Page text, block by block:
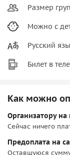
Размер
Можно с
Русский
Билет в
Как можно
Организатору на
Сейчас ничего
Предоплата на
Оставшуюся